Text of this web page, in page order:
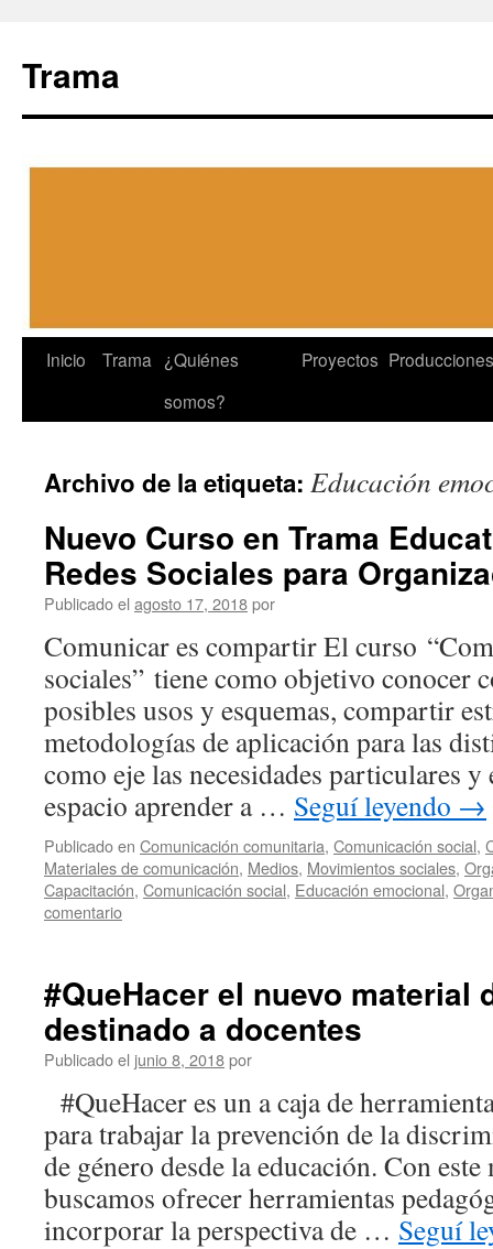
Trama
página
Inicio Trama ¿Quiénes
somos?
Proyectos Producciones
Archivo de la etiqueta: Educación
Nuevo Curso en Trama
Redes Sociales para
Publicado el agosto 17, 2018por
Comunicar es compartir El curso
sociales” tiene como objetivo conocer
posibles usos y esquemas, compartir
metodologías de aplicación para las
como eje las necesidades particulares y
espacio aprender a … Seguí leyendo →
Publicado en Comunicación comunitaria, Comunicación social,
Materiales de comunicación, Medios, Movimientos sociales,
Capacitación, Comunicación social, Educación emocional,
comentario
#QueHacer el nuevo material
destinado a docentes
Publicado el junio 8, 2018por
#QueHacer es un a caja de
para trabajar la prevención de la
de género desde la educación. Con
buscamos ofrecer herramientas
incorporar la perspectiva de … Seguí